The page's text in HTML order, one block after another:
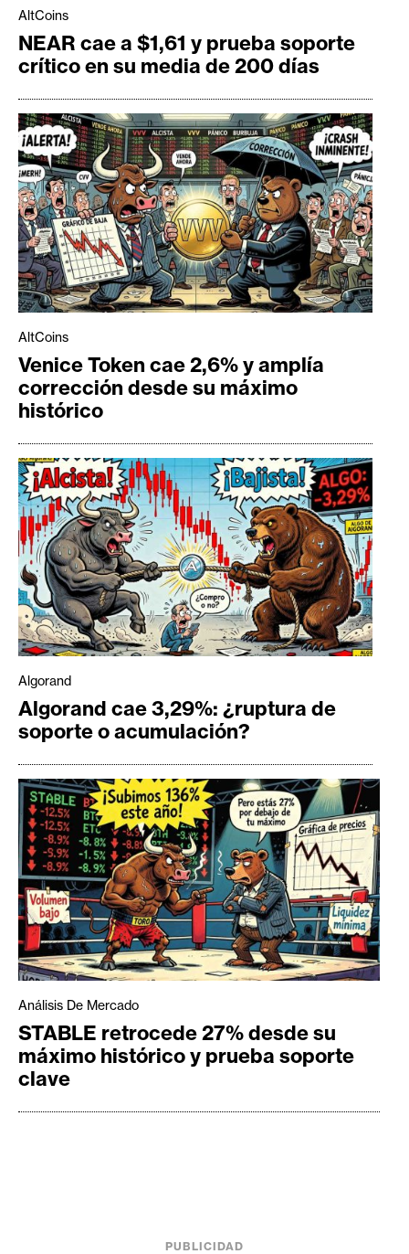
AltCoins
NEAR cae a $1,61 y prueba soporte
crítico en su media de 200 días
AltCoins
Venice Token cae 2,6% y amplía
corrección desde su máximo
histórico
Algorand
Algorand cae 3,29%: ¿ruptura de
soporte o acumulación?
Análisis De Mercado
STABLE retrocede 27% desde su
máximo histórico y prueba soporte
clave
PUBLICIDAD